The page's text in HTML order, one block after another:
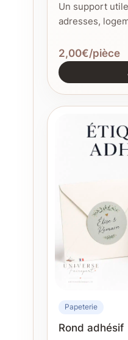
Un support
adresses,
2,00€/pièce
Papeterie
Rond adhésif